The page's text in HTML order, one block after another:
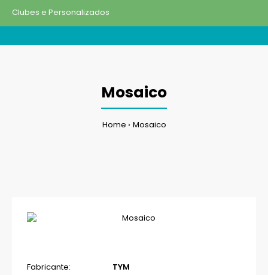
Clubes e Personalizados
Mosaico
Home Mosaico
Fabricante:
TYM